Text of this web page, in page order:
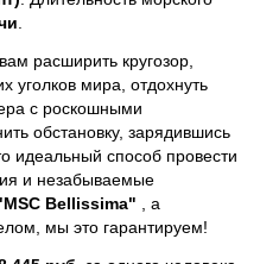
расширить кругозор,
уголков мира, отдохнуть
с роскошными
обстановку, зарядившись
идеальный способ провести
и незабываемые
Bellissima"
, a
мы это гарантируем!